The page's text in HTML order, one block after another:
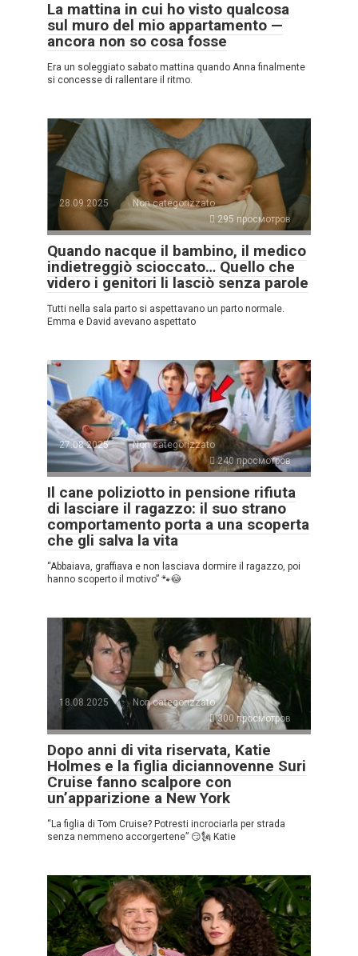
La mattina in cui ho visto qualcosa
sul muro del mio appartamento —
ancora non so cosa fosse
Era un soleggiato sabato mattina quando Anna finalmente
si concesse di rallentare il ritmo.
28.09.2025
Non categorizzato
295 просмотров
Quando nacque il bambino, il medico
indietreggiò scioccato… Quello che
videro i genitori li lasciò senza parole
Tutti nella sala parto si aspettavano un parto normale.
Emma e David avevano aspettato
27.08.2025
Non categorizzato
240 просмотров
Il cane poliziotto in pensione rifiuta
di lasciare il ragazzo: il suo strano
comportamento porta a una scoperta
che gli salva la vita
“Abbaiava, graffiava e non lasciava dormire il ragazzo, poi
hanno scoperto il motivo” 🐾😳
18.08.2025
Non categorizzato
300 просмотров
Dopo anni di vita riservata, Katie
Holmes e la figlia diciannovenne Suri
Cruise fanno scalpore con
un’apparizione a New York
“La figlia di Tom Cruise? Potresti incrociarla per strada
senza nemmeno accorgertene” 😏🗽 Katie